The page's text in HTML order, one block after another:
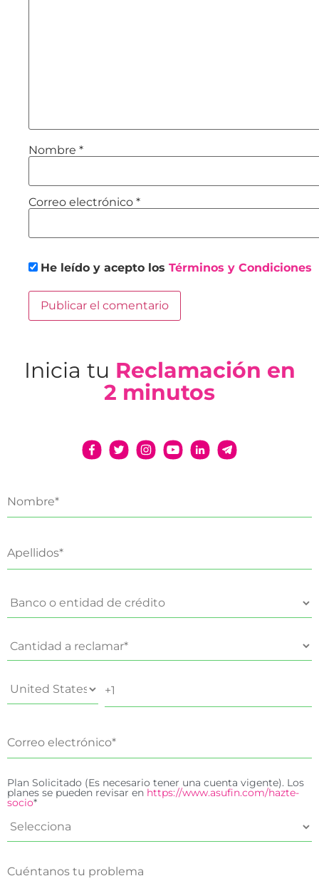
Nombre *
Correo electrónico *
He leído y acepto los Términos y Condiciones
Inicia tu Reclamación en
2 minutos
Plan Solicitado (Es necesario tener una cuenta vigente). Los
planes se pueden revisar en https://www.asufin.com/hazte-
socio*